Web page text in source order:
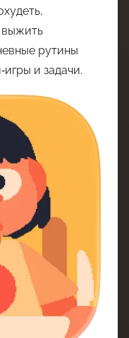
выжить
рутины
и задачи.